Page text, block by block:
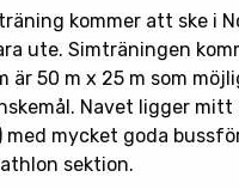
kommer att ske i
ute. Simträningen
är 50 m x 25 m som
Navet ligger
med mycket goda
sektion.